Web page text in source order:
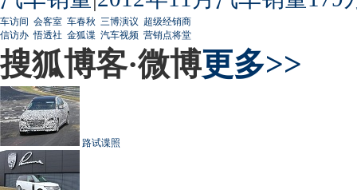
车访间 会客室 车春秋 三博演议 超级经销商
信访办 悟透社 金狐谍 汽车视频 营销点将堂
搜狐博客·微博更多>>
路试谍照